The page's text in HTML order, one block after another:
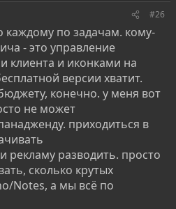
#26
каждому по задачам. кому-
- это управление
клиента и иконками на
версии хватит.
конечно. у меня вот
не может
приходиться в
разводить. просто
сколько крутых
Notes, а мы всё по